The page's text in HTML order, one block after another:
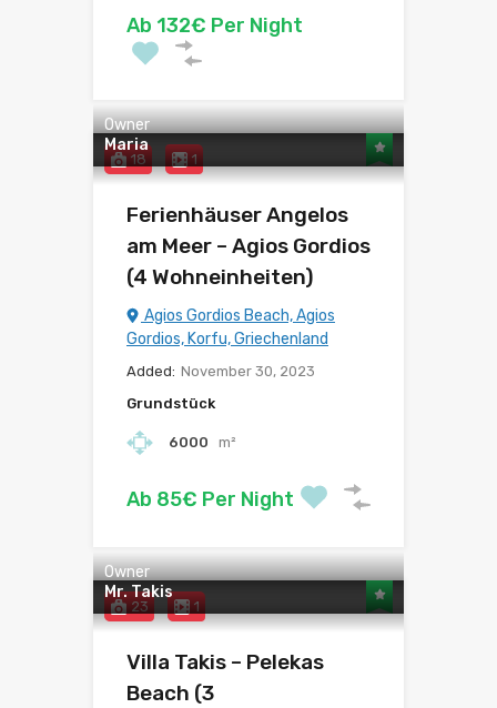
Ab 132€ Per Night
18 1
Owner
Maria
Ferienhäuser Angelos
am Meer – Agios Gordios
(4 Wohneinheiten)
Agios Gordios Beach, Agios
Gordios, Korfu, Griechenland
Added: November 30, 2023
Grundstück
6000 m²
Ab 85€ Per Night
23 1
Owner
Mr. Takis
Villa Takis – Pelekas
Beach (3